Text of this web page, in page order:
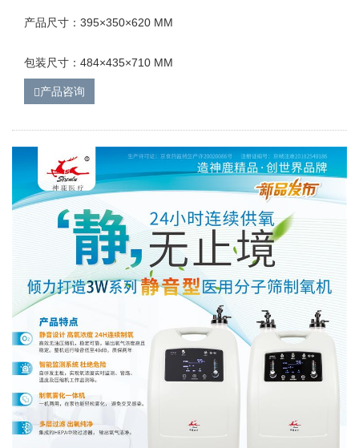
产品尺寸：395×350×620 MM
包装尺寸：484×435×710 MM
产品咨询